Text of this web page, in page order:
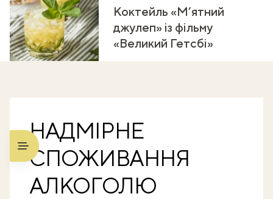
Коктейль «М’ятний
джулеп» із фільму
«Великий Гетсбі»
НАДМІРНЕ
СПОЖИВАННЯ
АЛКОГОЛЮ